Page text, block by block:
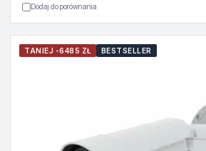
Dodaj do porównania
TANIEJ -6485 ZŁ BESTSELLER